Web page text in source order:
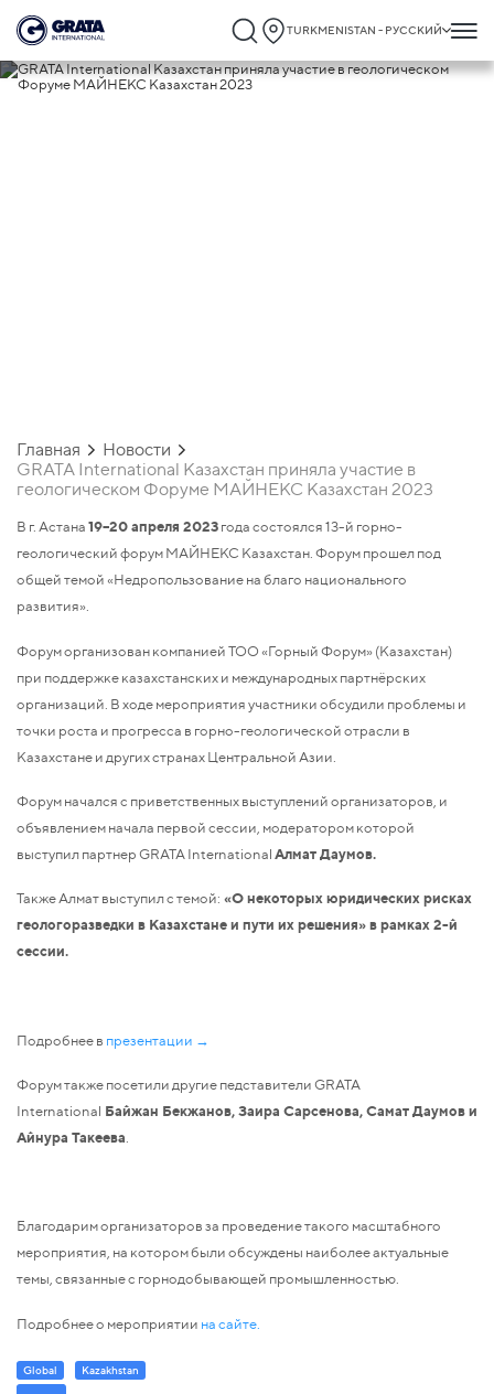
TURKMENISTAN - РУССКИЙ
Главная
Новости
GRATA International Казахстан приняла участие в
геологическом Форуме МАЙНЕКС Казахстан 2023
В г. Астана19–20 апреля 2023года состоялся 13-й горно-
геологический форум МАЙНЕКС Казахстан. Форум прошел под
общей темой «Недропользование на благо национального
развития».
Форум организован компанией ТОО «Горный Форум» (Казахстан)
при поддержке казахстанских и международных партнёрских
организаций. В ходе мероприятия участники обсудили проблемы и
точки роста и прогресса в горно-геологической отрасли в
Казахстане и других странах Центральной Азии.
Форум начался с приветственных выступлений организаторов, и
объявлением начала первой сессии, модератором которой
выступил партнер GRATA InternationalАлмат Даумов.
Также Алмат выступил с темой: «О некоторых юридических рисках
геологоразведки в Казахстане и пути их решения» в рамках 2-й
сессии.
Подробнее в презентации →
Форум также посетили другие педставители GRATA
International Байжан Бекжанов, Заира Сарсенова, Самат Даумов и
Айнура Такеева
Благодарим организаторов за проведение такого масштабного
мероприятия, на котором были обсуждены наиболее актуальные
темы, связанные с горнодобывающей промышленностью.
Подробнее о мероприятии на сайте.
Global
Kazakhstan